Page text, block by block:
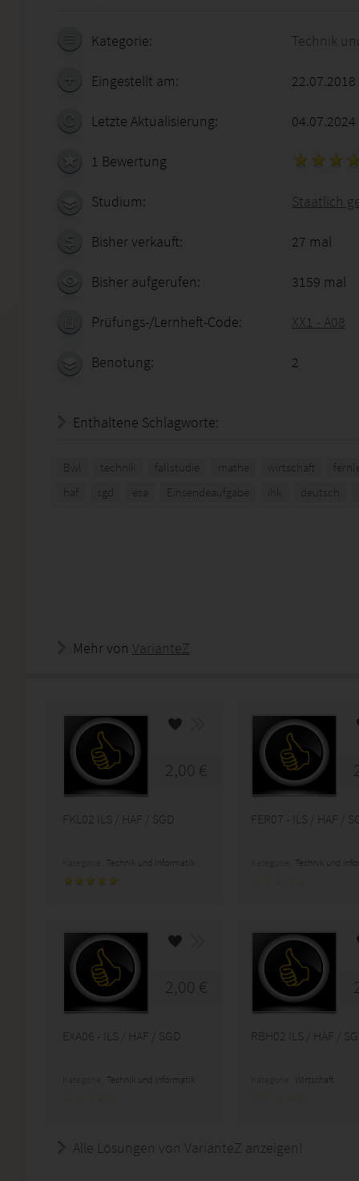
Kategorie: Technik
Eingestellt am:
Letzte Aktualisierung: 04.07.2024
1 Bewertung
Studium: Staatlich
Bisher verkauft: 27 mal
Bisher aufgerufen: 3159 mal
Prüfungs-/Lernheft-Code: XX1 - A08
Benotung: 2
Enthaltene Schlagworte:
Bwl technik fallstudie mathe wirtschaft
haf
sgd esa Einsendeaufgabe ihk deutsch
Mehr von VarianteZ
2,00 €
FKL02 ILS / HAF / SGD
Technik und Informatik
FER07 - ILS / HAF /
Technik und
2,00 €
EXA06 - ILS / HAF / SGD
Technik und Informatik
RBH02 ILS / HAF /
Wirtschaft
Alle Lösungen von VarianteZ anzeigen!